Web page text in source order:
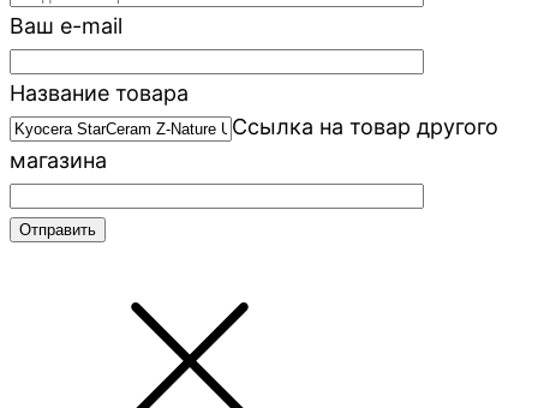
Ваш e-mail
Название товара
Ссылка на товар другого
магазина